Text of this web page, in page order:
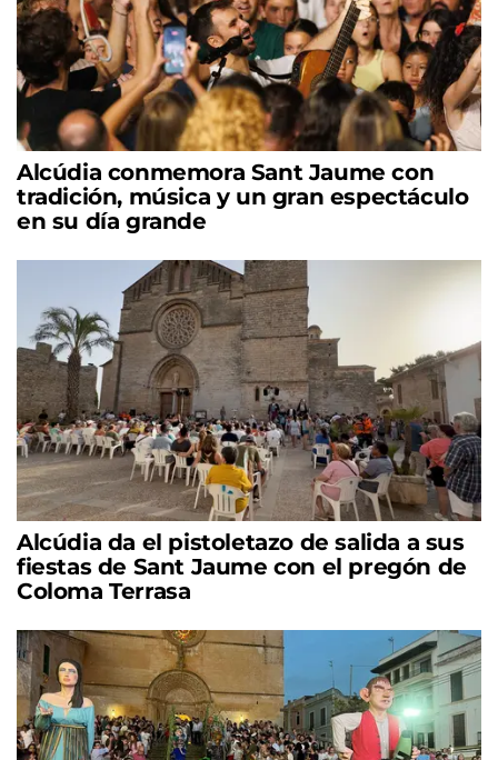
Alcúdia conmemora Sant Jaume con
tradición, música y un gran espectáculo
en su día grande
Alcúdia da el pistoletazo de salida a sus
fiestas de Sant Jaume con el pregón de
Coloma Terrasa